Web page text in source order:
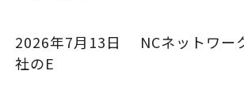
2026年7月13日 NCネットワー
社のE